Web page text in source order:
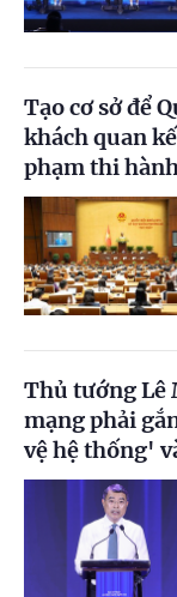
Tạo cơ sở để
khách quan
phạm thi
Thủ tướng Lê
mạng phải
vệ hệ thống'